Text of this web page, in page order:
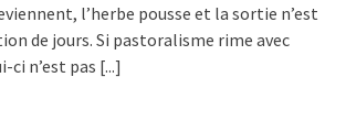
l’herbe pousse et la sortie n’est
de jours. Si pastoralisme rime avec
ci n’est pas [...]